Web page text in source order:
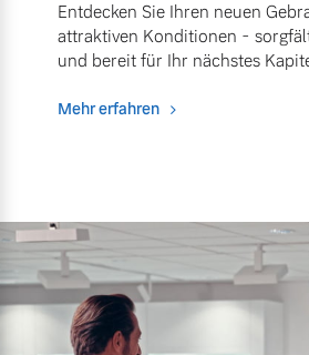
Entdecken Sie Ihren neuen
attraktiven Konditionen -
und bereit für Ihr nächstes
Mehr erfahren